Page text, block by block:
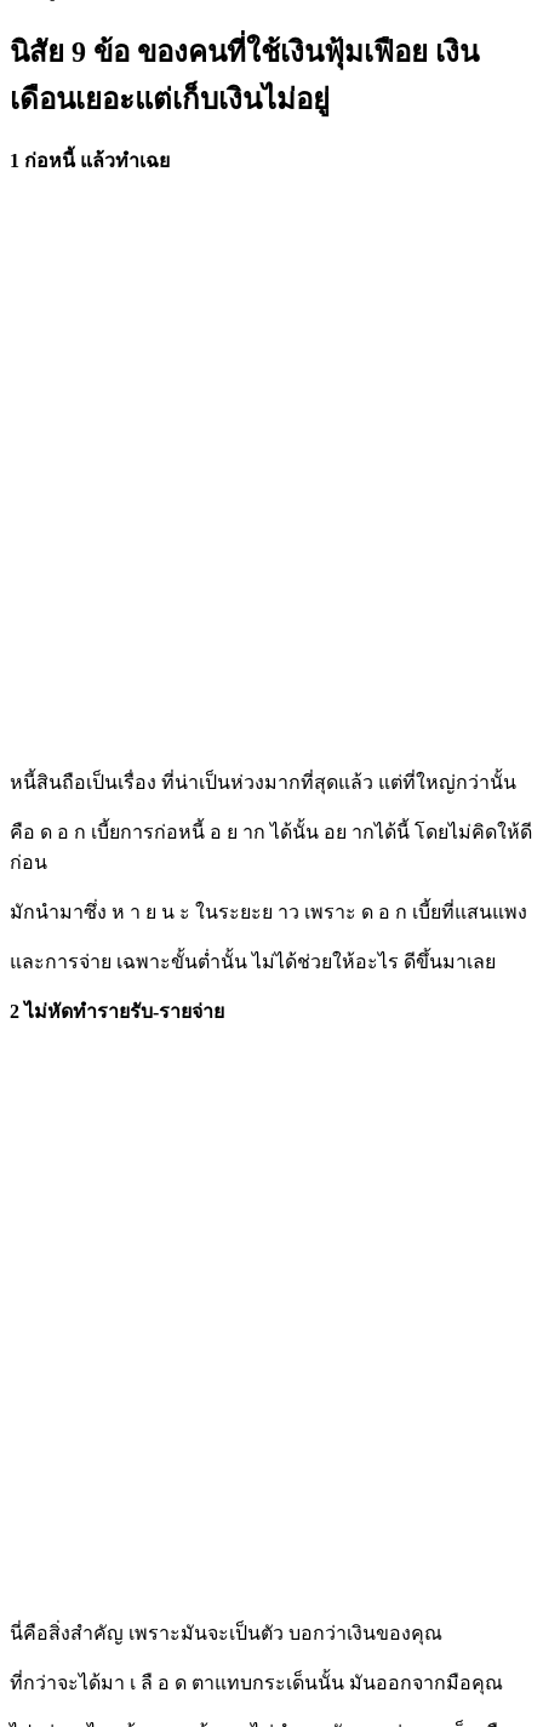
นิสัย 9 ข้อ ของคนที่ใช้เงินฟุ้มเฟือย เงิน
เดือนเยอะแต่เก็บเงินไม่อยู่
1 ก่อหนี้ แล้วทำเฉย
หนี้สินถือเป็นเรื่อง ที่น่าเป็นห่วงมากที่สุดแล้ว แต่ที่ใหญ่กว่านั้น
คือ ด อ ก เบี้ยการก่อหนี้ อ ย าก ได้นั้น อย ากได้นี้ โดยไม่คิดให้ดี
ก่อน
มักนำมาซึ่ง ห า ย น ะ ในระยะย าว เพราะ ด อ ก เบี้ยที่แสนแพง
และการจ่าย เฉพาะขั้นต่ำนั้น ไม่ได้ช่วยให้อะไร ดีขึ้นมาเลย
2 ไม่หัดทำรายรับ-รายจ่าย
นี่คือสิ่งสำคัญ เพราะมันจะเป็นตัว บอกว่าเงินของคุณ
ที่กว่าจะได้มา เ ลื อ ด ตาแทบกระเด็นนั้น มันออกจากมือคุณ